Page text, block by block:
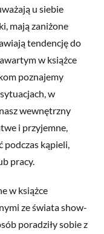
u siebie
mają zaniżone
tendencję do
w książce
poznajemy
w
wewnętrzny
i przyjemne,
kąpieli,
pracy.
w książce
ze świata show-
poradziły sobie z